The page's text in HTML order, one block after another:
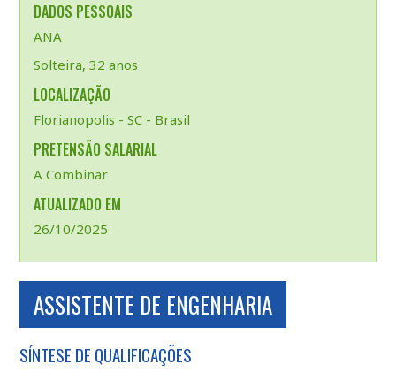
DADOS PESSOAIS
ANA
Solteira, 32 anos
LOCALIZAÇÃO
Florianopolis - SC - Brasil
PRETENSÃO SALARIAL
A Combinar
ATUALIZADO EM
26/10/2025
ASSISTENTE DE ENGENHARIA
SÍNTESE DE QUALIFICAÇÕES